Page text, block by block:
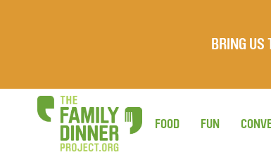
BRING US
FOOD FUN